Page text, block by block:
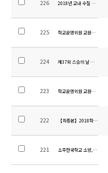
226 2018년 교내 수질 검사 보고
225 학교운영위원 교원위원 당선
224 제37회 스승의 날 유공 포상
223 학교운영위원 교원위원 선출
222 【최종본】2018학년도 1
221 소주한국학교 소방,보안,조